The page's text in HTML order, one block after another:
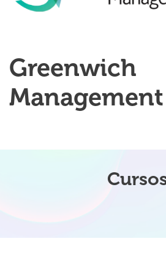
Greenwich